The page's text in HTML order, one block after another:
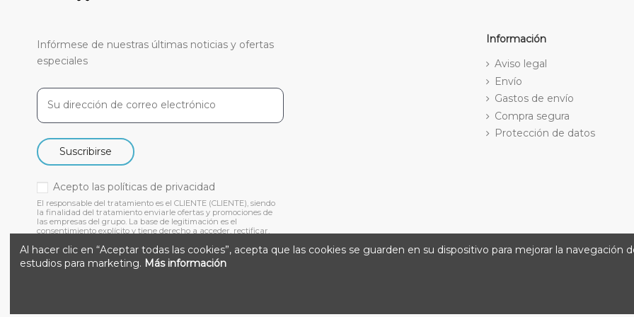
Infórmese de nuestras últimas noticias y ofertas
especiales
Suscribirse
Acepto las políticas de privacidad
El responsable del tratamiento es el CLIENTE (CLIENTE), siendo
la finalidad del tratamiento enviarle ofertas y promociones de
las empresas del grupo. La base de legitimación es el
consentimiento explícito y tiene derecho a acceder, rectificar,
Información
Aviso legal
Envío
Gastos de envío
Compra segura
Protección de datos
Al hacer clic en “Aceptar todas las cookies”, acepta que las cookies se guarden en su dispositivo para mejorar la navegación
estudios para marketing. Más información